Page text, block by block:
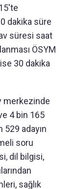
dakika süre
süresi saat
ÖSYM
30 dakika
merkezinde
4 bin 165
529 adayın
soru
dil bilgisi,
sağlık